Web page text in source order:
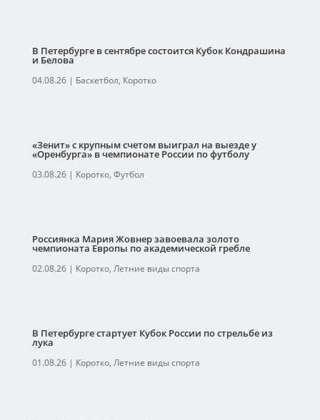
В Петербурге в сентябре состоится Кубок Кондрашина
и Белова
04.08.26| Баскетбол, Коротко
«Зенит» с крупным счетом выиграл на выезде у
«Оренбурга» в чемпионате России по футболу
03.08.26| Коротко, Футбол
Россиянка Мария Жовнер завоевала золото
чемпионата Европы по академической гребле
02.08.26| Коротко, Летние виды спорта
В Петербурге стартует Кубок России по стрельбе из
лука
01.08.26| Коротко, Летние виды спорта